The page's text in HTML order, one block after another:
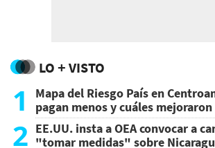
LO + VISTO
1
Mapa del Riesgo País en
pagan menos y cuáles mejoraron
2 EE.UU. insta a OEA convocar a
"tomar medidas" sobre